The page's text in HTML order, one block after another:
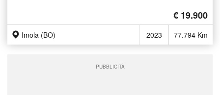
€ 19.900
Imola (BO) 2023 77.794 Km
PUBBLICITÀ